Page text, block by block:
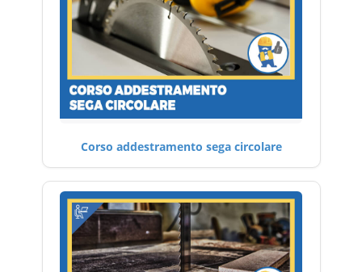
Corso addestramento sega circolare